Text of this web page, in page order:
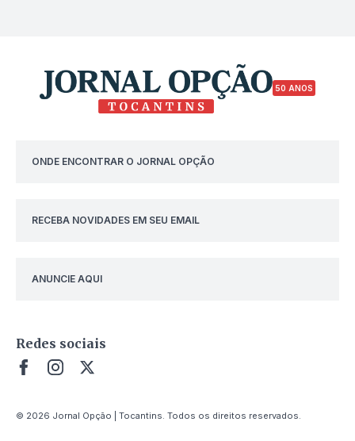
50 ANOS
ONDE ENCONTRAR O JORNAL OPÇÃO
RECEBA NOVIDADES EM SEU EMAIL
ANUNCIE AQUI
Redes sociais
© 2026 Jornal Opção | Tocantins. Todos os direitos reservados.